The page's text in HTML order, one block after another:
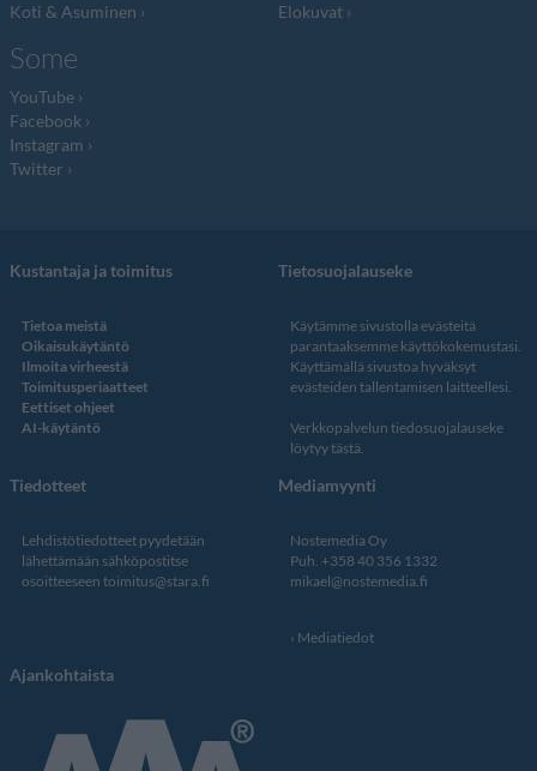
Koti & Asuminen
Elokuvat
Some
YouTube
Facebook
Instagram
Twitter
Kustantaja ja toimitus
Tietoa meistä
Oikaisukäytäntö
Ilmoita virheestä
Toimitusperiaatteet
Eettiset ohjeet
AI-käytäntö
Tietosuojalauseke
Käytämme sivustolla evästeitä
parantaaksemme käyttökokemustasi.
Käyttämällä sivustoa hyväksyt
evästeiden tallentamisen laitteellesi.
Verkkopalvelun tiedosuojalauseke
löytyy tästä.
Tiedotteet
Lehdistötiedotteet pyydetään
lähettämään sähköpostitse
osoitteeseen toimitus@stara.fi
Mediamyynti
Nostemedia Oy
Puh. +358 40 356 1332
mikael@nostemedia.fi
Mediatiedot
Ajankohtaista